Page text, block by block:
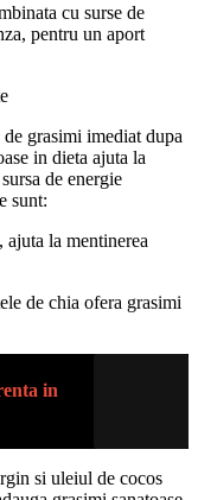
cu surse de
pentru un aport
grasimi imediat dupa
in dieta ajuta la
de energie
sunt:
la mentinerea
de chia ofera grasimi
in
si uleiul de cocos